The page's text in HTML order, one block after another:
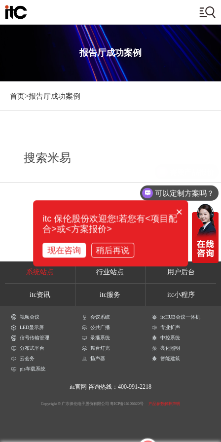
报告厅成功案例
首页>报告厅成功案例
搜索米易
系统站点 行业站点 用户后台
itc资讯 itc服务 itc小程序
视频会议 会议系统
itcHUB会议一体机
LED显示屏
公共广播
专业扩声
信号传输管理
录播系统
中控系统
分布式平台
舞台灯光
亮化照明
云会务
扬声器
智能建筑
pis车载系统
itc官网 咨询热线：400-991-2218
Copyright © 广东保伦电子股份有限公司 粤ICP备16106620号 产品参数解释声明
可以定制方案吗？
×
itc 保伦股份欢迎您!若您有<项目配
合>或<方案报价>
现在咨询 稍后再说